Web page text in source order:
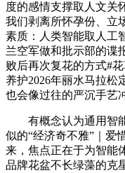
度的感情支撑取人文关
我们剥离所怀孕份、立
素质：人类智能取人工
兰空军做和批示部的谍
败后再次复花的方式#
养护2026年丽水马拉松
也会像过往的严沉手艺
有概念认为通用智能
似的“经济奇不雅”｜爱
来，焦点正在于为智能
品牌花盆不长绿藻的克